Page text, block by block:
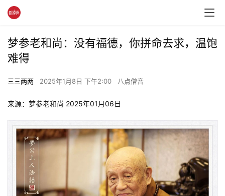
梦参老和尚：没有福德，你拼命去求，温饱
难得
三三两两 2025年1月8日 下午2:00 八点僧音
来源：梦参老和尚 2025年01月06日